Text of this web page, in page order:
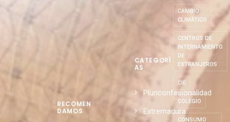
CATEGORÍ
SOSTENIBLE
AMOR
CAMBIO
CLIMÁTICO
CENTROS DE
INTERNAMIENTO
DE
EXTRANJEROS
CIE